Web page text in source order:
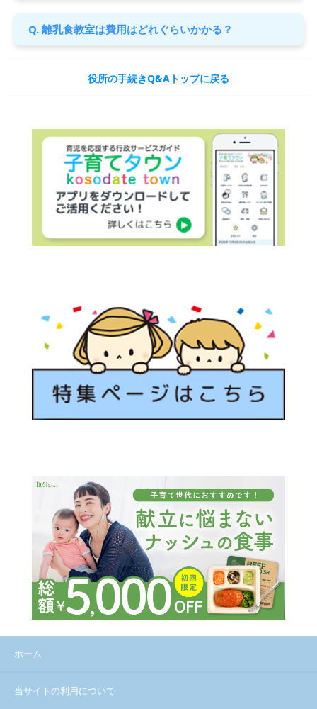
Q. 離乳食教室は費用はどれぐらいかかる？
役所の手続きQ&Aトップに戻る
ホーム
当サイトの利用について